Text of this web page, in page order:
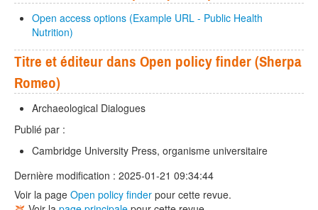
Open access options (Example URL - Public Health
Nutrition)
Titre et éditeur dans Open policy finder (Sherpa
Romeo)
Archaeological Dialogues
Publié par :
Cambridge University Press, organisme universitaire
Dernière modification : 2025-01-21 09:34:44
Voir la page Open policy finder pour cette revue.